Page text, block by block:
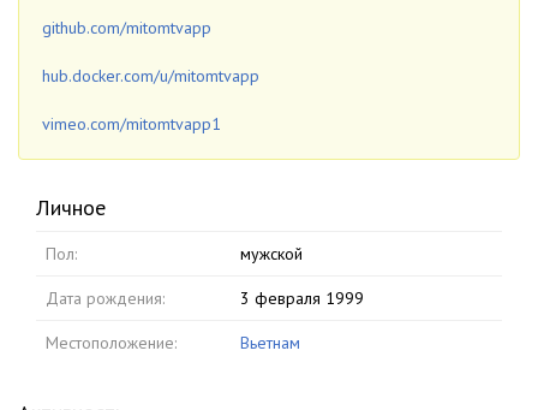
github.com/mitomtvapp
hub.docker.com/u/mitomtvapp
vimeo.com/mitomtvapp1
Личное
Пол: мужской
Дата рождения: 3 февраля 1999
Местоположение: Вьетнам